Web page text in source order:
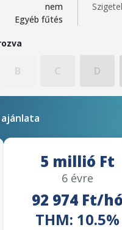
nem
Egyéb fűtés
B C D
ajánlata
5 millió Ft
6 évre
92 974 Ft/hó
THM: 10.5%